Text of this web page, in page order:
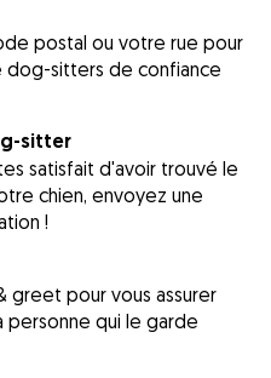
postal ou votre rue pour
dog-sitters de confiance
sitter
satisfait d'avoir trouvé le
chien, envoyez une
!
greet pour vous assurer
qui le garde